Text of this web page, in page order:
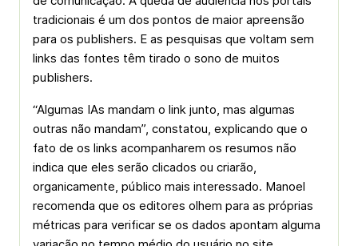
tradicionais é um dos pontos de maior apreensão
para os publishers. E as pesquisas que voltam sem
links das fontes têm tirado o sono de muitos
publishers.
“Algumas IAs mandam o link junto, mas algumas
outras não mandam”, constatou, explicando que o
fato de os links acompanharem os resumos não
indica que eles serão clicados ou criarão,
organicamente, público mais interessado. Manoel
recomenda que os editores olhem para as próprias
métricas para verificar se os dados apontam alguma